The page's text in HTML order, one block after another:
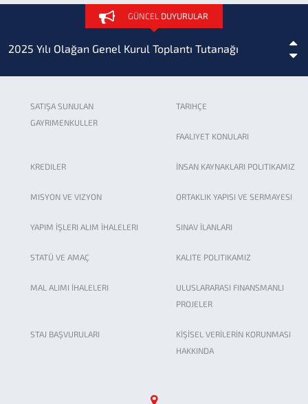
GÜNCEL DUYURULAR
Sigorta Acenteliği
2025 Yılı Olağan Genel Kurul Toplantı Tutanağı
İller Bankası A.Ş. Birim Fiyat Rayiçleri TÜİK...
Bankamız 2024-2028 Stratejik Planı yayınlanmıştır.
Beton/Betonarme Boru ve Entegre Conta Fabrika...
Bankamız Birim Fiyat Cetvelleri
SATIŞA SUNULAN
GAYRIMENKULLER
TARIHÇE
FAALIYET KONULARI
KREDILER İNSAN KAYNAKLARI POLITIKAMIZ
MISYON VE VIZYON ORTAKLIK YAPISI VE SERMAYESI
YAPIM İŞLERI ALIM İHALELERI SINAV İLANLARI
STATÜ VE AMAÇ KALITE POLITIKAMIZ
MAL ALIMI İHALELERI
ULUSLARARASI FINANSMANLI
PROJELER
STAJ BAŞVURULARI
KİŞİSEL VERİLERİN KORUNMASI
HAKKINDA